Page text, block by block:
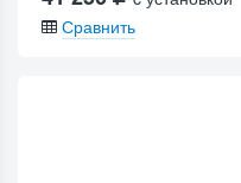
Сравнить